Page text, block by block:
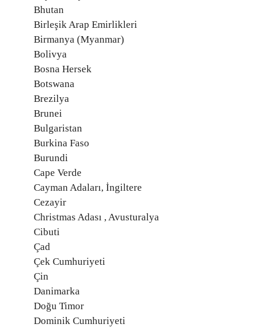
Bhutan
Birleşik Arap Emirlikleri
Birmanya (Myanmar)
Bolivya
Bosna Hersek
Botswana
Brezilya
Brunei
Bulgaristan
Burkina Faso
Burundi
Cape Verde
Cayman Adaları, İngiltere
Cezayir
Christmas Adası , Avusturalya
Cibuti
Çad
Çek Cumhuriyeti
Çin
Danimarka
Doğu Timor
Dominik Cumhuriyeti